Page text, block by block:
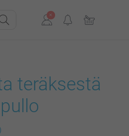
teräksestä